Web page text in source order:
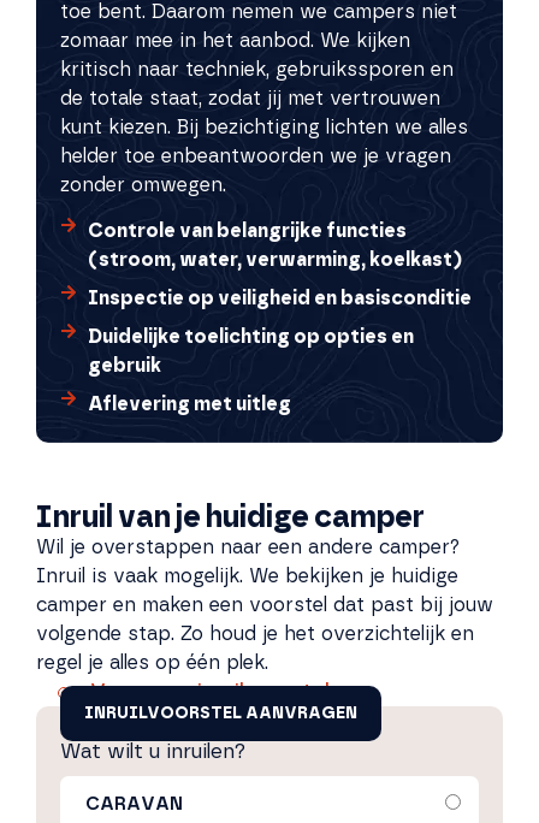
toe bent. Daarom nemen we campers niet
zomaar mee in het aanbod. We kijken
kritisch naar techniek, gebruikssporen en
de totale staat, zodat jij met vertrouwen
kunt kiezen. Bij bezichtiging lichten we alles
helder toe en beantwoorden we je vragen
zonder omwegen.
Controle van belangrijke functies
(stroom, water, verwarming, koelkast)
Inspectie op veiligheid en basisconditie
Duidelijke toelichting op opties en
gebruik
Aflevering met uitleg
Inruil van je huidige camper
Wil je overstappen naar een andere camper?
Inruil is vaak mogelijk. We bekijken je huidige
camper en maken een voorstel dat past bij jouw
volgende stap. Zo houd je het overzichtelijk en
regel je alles op één plek.
Vraag een inruilvoorstel aan
INRUILVOORSTEL AANVRAGEN
Wat wilt u inruilen?
CARAVAN